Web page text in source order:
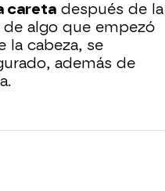
careta después de la
algo que empezó
la cabeza, se
además de